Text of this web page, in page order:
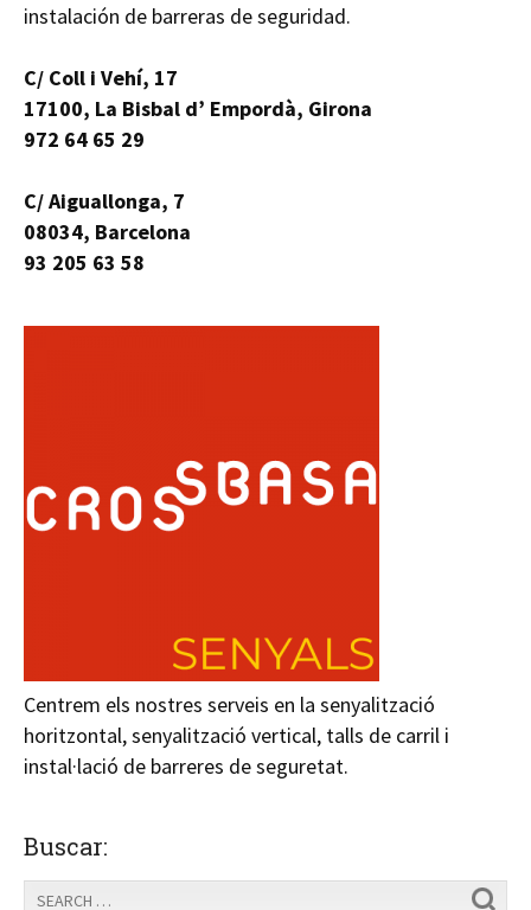
instalación de barreras de seguridad.
C/ Coll i Vehí, 17
17100, La Bisbal d’ Empordà, Girona
972 64 65 29
C/ Aiguallonga, 7
08034, Barcelona
93 205 63 58
Centrem els nostres serveis en la senyalització
horitzontal, senyalització vertical, talls de carril i
instal·lació de barreres de seguretat.
Buscar: